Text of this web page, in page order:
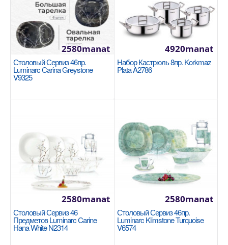
2200manat
Availability
8
В Корзину
Добавь в сравнения
В избранные
Стеклянная крышка 22см Tefal Cocoon
04197722
Столовый Сервиз 46пр.
Luminarc Carina Greystone
V9325
2580manat
Набор Кастрюль 8пр. Korkmaz
Plata A2786
4920manat
Столовый Сервиз 46
Предметов Luminarc Carine
Hana White N2314
2580manat
Столовый Сервиз 46пр.
Luminarc Klimstone Turquoise
V6574
2580manat